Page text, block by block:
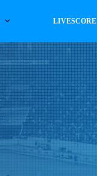
LIVESCORE